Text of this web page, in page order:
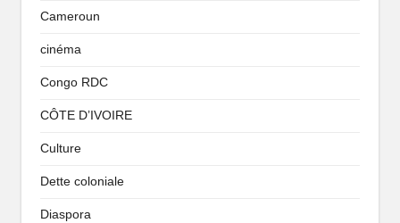
Cameroun
cinéma
Congo RDC
CÔTE D’IVOIRE
Culture
Dette coloniale
Diaspora